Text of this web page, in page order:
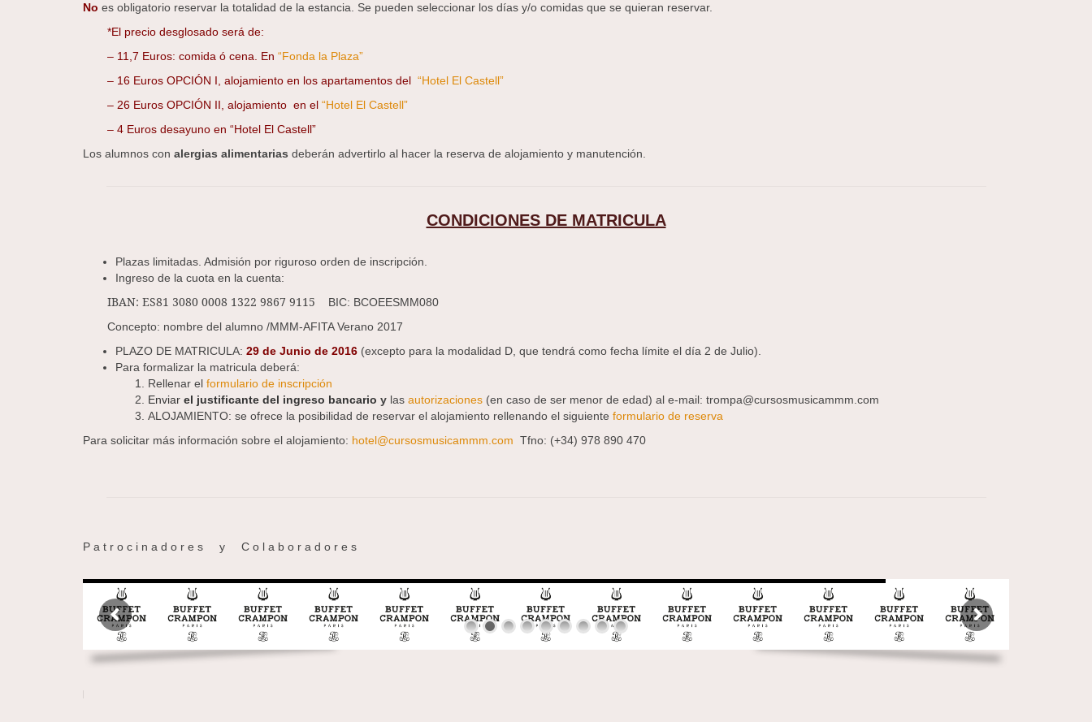
No es obligatorio reservar la totalidad de la estancia. Se pueden seleccionar los días y/o comidas que se quieran reservar.
*El precio desglosado será de:
– 11,7 Euros: comida ó cena. En “Fonda la Plaza”
– 16 Euros OPCIÓN I, alojamiento en los apartamentos del “Hotel El Castell”
– 26 Euros OPCIÓN II, alojamiento en el “Hotel El Castell”
– 4 Euros desayuno en “Hotel El Castell”
Los alumnos con alergias alimentarias deberán advertirlo al hacer la reserva de alojamiento y manutención.
CONDICIONES DE MATRICULA
Plazas limitadas. Admisión por riguroso orden de inscripción.
Ingreso de la cuota en la cuenta:
IBAN: ES81 3080 0008 1322 9867 9115 BIC: BCOEESMM080
Concepto: nombre del alumno /MMM-AFITA Verano 2017
PLAZO DE MATRICULA: 29 de Junio de 2016 (excepto para la modalidad D, que tendrá como fecha límite el día 2 de Julio).
Para formalizar la matricula deberá:
Rellenar el formulario de inscripción
Enviar el justificante del ingreso bancario y las autorizaciones (en caso de ser menor de edad) al e-mail: trompa@cursosmusicammm.com
ALOJAMIENTO: se ofrece la posibilidad de reservar el alojamiento rellenando el siguiente formulario de reserva
Para solicitar más información sobre el alojamiento: hotel@cursosmusicammm.com Tfno: (+34) 978 890 470
P a t r o c i n a d o r e s y C o l a b o r a d o r e s